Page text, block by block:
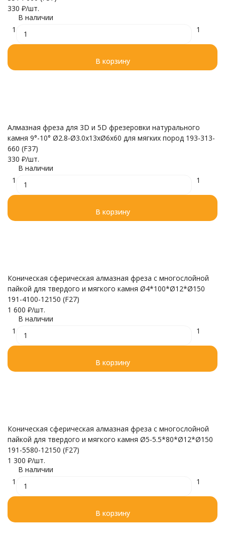
330 ₽/шт.
В наличии
1
1
В корзину
Алмазная фреза для 3D и 5D фрезеровки натурального
камня 9°-10° Ø2.8-Ø3.0x13xØ6x60 для мягких пород 193-313-
660 (F37)
330 ₽/шт.
В наличии
1
1
В корзину
Коническая сферическая алмазная фреза с многослойной
пайкой для твердого и мягкого камня Ø4*100*Ø12*Ø150
191-4100-12150 (F27)
1 600 ₽/шт.
В наличии
1
1
В корзину
Коническая сферическая алмазная фреза с многослойной
пайкой для твердого и мягкого камня Ø5-5.5*80*Ø12*Ø150
191-5580-12150 (F27)
1 300 ₽/шт.
В наличии
1
1
В корзину